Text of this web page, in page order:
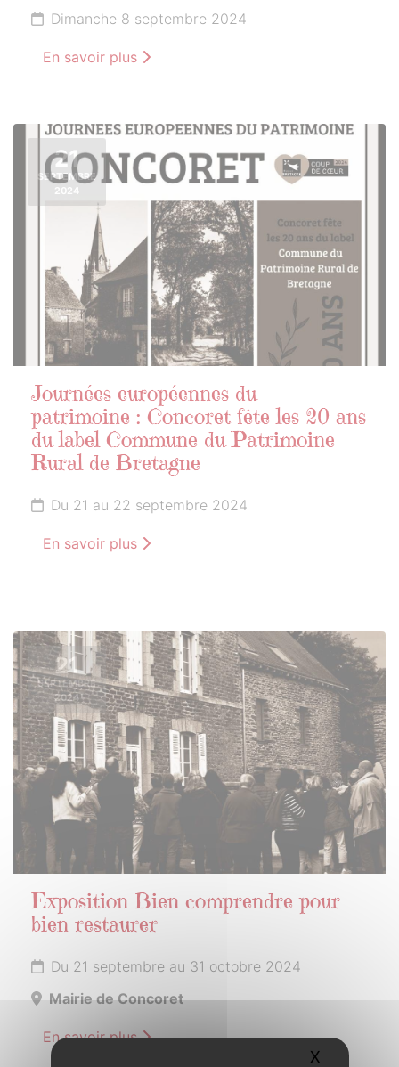
Dimanche 8 septembre 2024
En savoir plus
21
SEPTEMBRE
2024
Journées européennes du
patrimoine : Concoret fête les 20 ans
du label Commune du Patrimoine
Rural de Bretagne
Du 21 au 22 septembre 2024
En savoir plus
21
SEPTEMBRE
2024
Exposition Bien comprendre pour
bien restaurer
Du 21 septembre au 31 octobre 2024
Mairie de Concoret
En savoir plus
X Masquer